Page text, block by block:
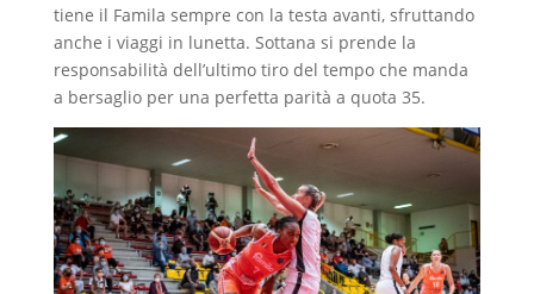
tiene il Famila sempre con la testa avanti, sfruttando
anche i viaggi in lunetta. Sottana si prende la
responsabilità dell’ultimo tiro del tempo che manda
a bersaglio per una perfetta parità a quota 35.